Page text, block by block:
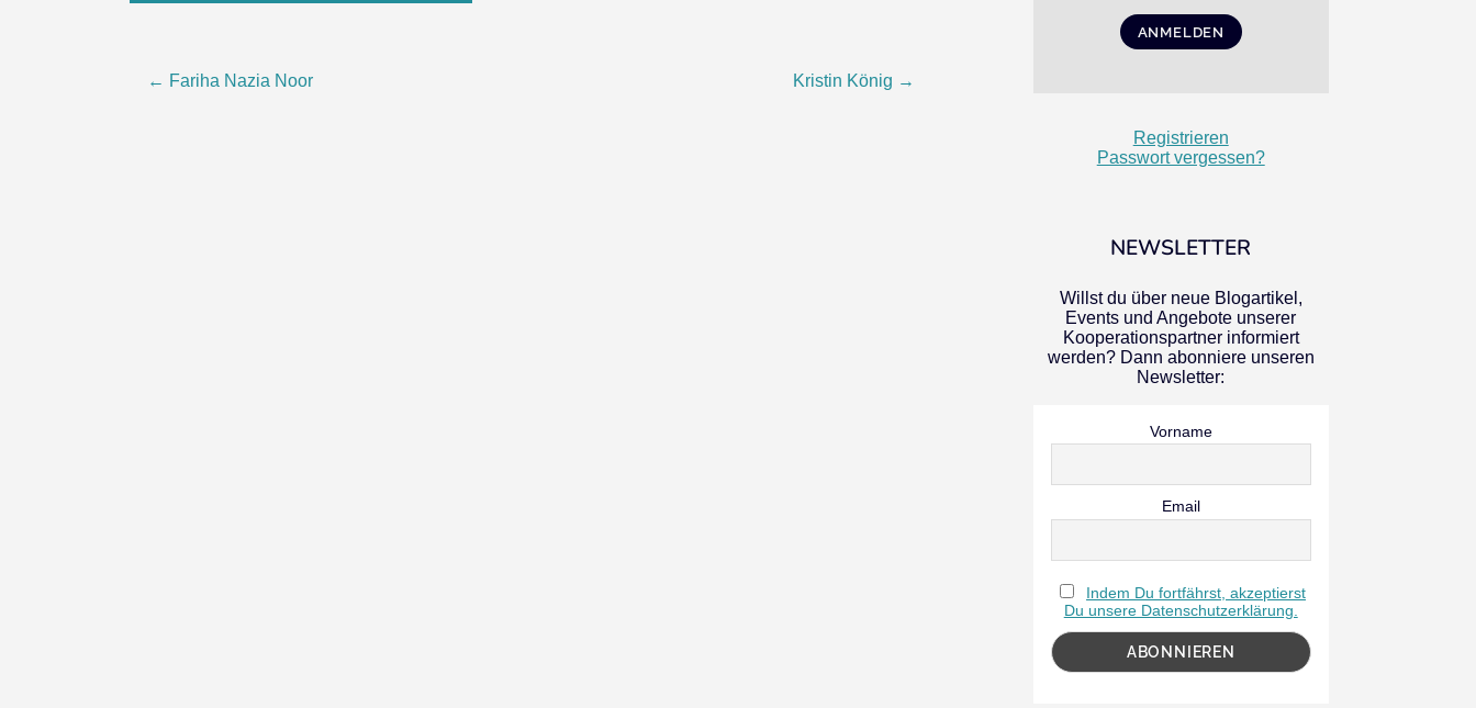
Beitragsnavigation
← Fariha Nazia Noor Kristin König →
Registrieren
Passwort vergessen?
NEWSLETTER
Willst du über neue Blogartikel,
Events und Angebote unserer
Kooperationspartner informiert
werden? Dann abonniere unseren
Newsletter:
Vorname
Email
Indem Du fortfährst, akzeptierst
Du unsere Datenschutzerklärung.